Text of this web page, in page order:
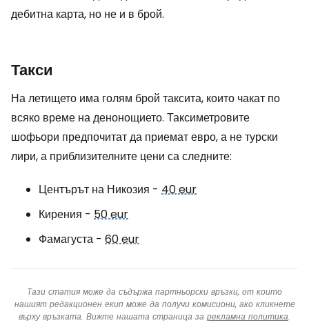
дебитна карта, но не и в брой.
Такси
На летището има голям брой таксита, които чакат по
всяко време на денонощието. Таксиметровите
шофьори предпочитат да приемат евро, а не турски
лири, а приблизителните цени са следните:
Центърът на Никозия - 40 eur
Кирения - 50 eur
Фамагуста - 60 eur
Тази статия може да съдържа партньорски връзки, от които
нашият редакционен екип може да получи комисиони, ако кликнете
върху връзката. Вижте нашата страница за рекламна политика.